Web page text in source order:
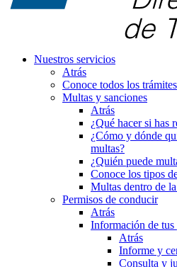
Nuestros servicios
Atrás
Conoce todos los trámites
Multas y sanciones
Atrás
¿Qué hacer si has
¿Cómo y dónde
multas?
¿Quién puede
Conoce los tipos
Multas dentro de
Permisos de conducir
Atrás
Información de
Atrás
Informe y
Consulta y